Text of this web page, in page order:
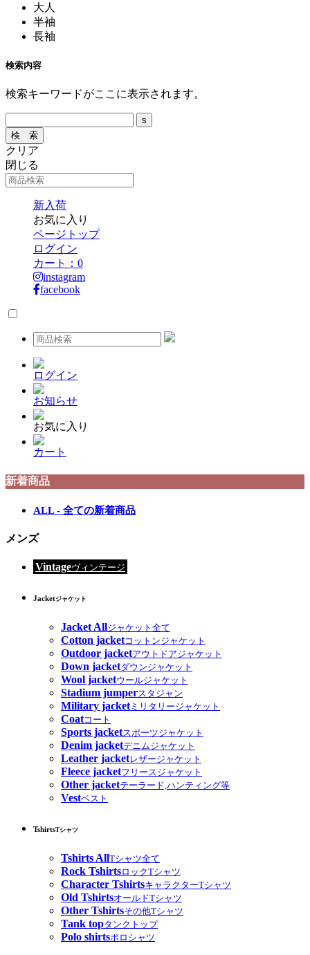
大人
半袖
長袖
検索内容
検索キーワードがここに表示されます。
クリア
閉じる
新入荷
お気に入り
ページトップ
ログイン
カート： 0
instagram
facebook
ログイン
お知らせ
お気に入り
カート
新着商品
ALL - 全ての新着商品
メンズ
Vintageヴィンテージ
Jacketジャケット
Jacket Allジャケット全て
Cotton jacketコットンジャケット
Outdoor jacketアウトドアジャケット
Down jacketダウンジャケット
Wool jacketウールジャケット
Stadium jumperスタジャン
Military jacketミリタリージャケット
Coatコート
Sports jacketスポーツジャケット
Denim jacketデニムジャケット
Leather jacketレザージャケット
Fleece jacketフリースジャケット
Other jacketテーラード,ハンティング等
Vestベスト
TshirtsTシャツ
Tshirts AllTシャツ全て
Rock TshirtsロックTシャツ
Character TshirtsキャラクターTシャツ
Old TshirtsオールドTシャツ
Other Tshirtsその他Tシャツ
Tank topタンクトップ
Polo shirtsポロシャツ